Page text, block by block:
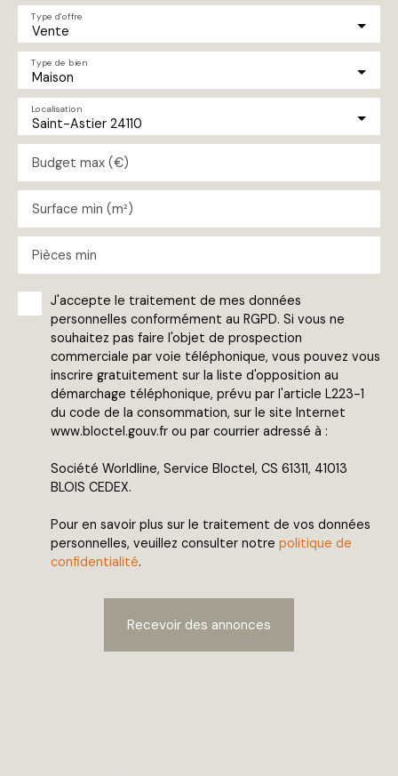
Vente
Type d'offre
Maison
Type de bien
Saint-Astier 24110
Localisation
Budget max (€)
Surface min (m²)
Pièces min
J'accepte le traitement de mes données
personnelles conformément au RGPD. Si vous ne
souhaitez pas faire l'objet de prospection
commerciale par voie téléphonique, vous pouvez vous
inscrire gratuitement sur la liste d'opposition au
démarchage téléphonique, prévu par l'article L223-1
du code de la consommation, sur le site Internet
www.bloctel.gouv.fr ou par courrier adressé à :
Société Worldline, Service Bloctel, CS 61311, 41013
BLOIS CEDEX.
Pour en savoir plus sur le traitement de vos données
personnelles, veuillez consulter notre politique de
confidentialité.
Recevoir des annonces